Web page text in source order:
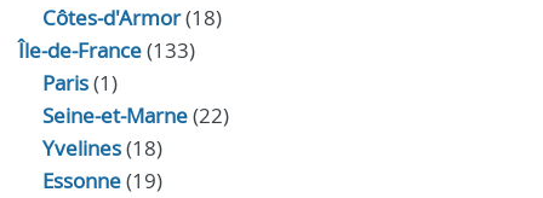
Côtes-d'Armor(18)
Île-de-France(133)
Paris(1)
Seine-et-Marne(22)
Yvelines(18)
Essonne(19)